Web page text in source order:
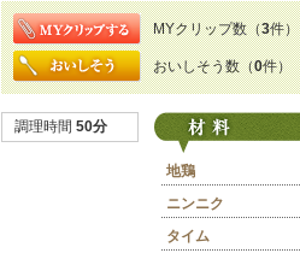
MYクリップ数（3件）
おいしそう数（0件）
調理時間 50分
地鶏
ニンニク
タイム